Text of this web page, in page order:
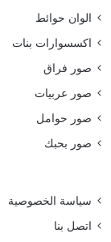
الوان حوائط
اكسسوارات بنات
صور فراق
صور عربيات
صور حوامل
صور بحبك
سياسة الخصوصية
اتصل بنا